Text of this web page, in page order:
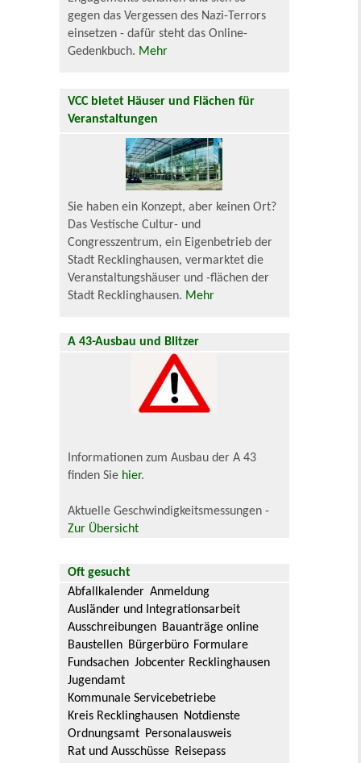
gegen das Vergessen des Nazi-Terrors
einsetzen - dafür steht das Online-
Gedenkbuch. Mehr
VCC bietet Häuser und Flächen für
Veranstaltungen
Sie haben ein Konzept, aber keinen Ort?
Das Vestische Cultur- und
Congresszentrum, ein Eigenbetrieb der
Stadt Recklinghausen, vermarktet die
Veranstaltungshäuser und -flächen der
Stadt Recklinghausen. Mehr
A 43-Ausbau und Blitzer
Informationen zum Ausbau der A 43
finden Sie hier.
Aktuelle Geschwindigkeitsmessungen -
Zur Übersicht
Oft gesucht
Abfallkalender Anmeldung
Ausländer und Integrationsarbeit
Ausschreibungen Bauanträge online
Baustellen Bürgerbüro Formulare
Fundsachen Jobcenter Recklinghausen
Jugendamt
Kommunale Servicebetriebe
Kreis Recklinghausen Notdienste
Ordnungsamt Personalausweis
Rat und Ausschüsse Reisepass